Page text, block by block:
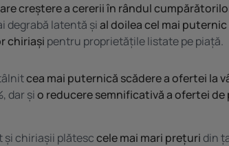
creștere a cererii în rândul
degrabă latentă șial doilea cel mai
chiriași pentru proprietățile listate pe piață.
cea mai puternică scădere a ofertei la
dar șio reducere semnificativă a ofertei
chiriașii plătesccele mai mari prețuridin